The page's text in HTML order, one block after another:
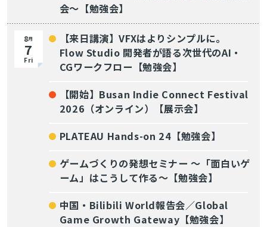
会〜【勉強会】
8月
7
Fri
【来日講演】VFXはよりシンプルに。
Flow Studio 開発者が語る次世代のAI・
CGワークフロー【勉強会】
【開始】Busan Indie Connect Festival
2026（オンライン）【展示会】
PLATEAU Hands-on 24【勉強会】
ゲームづくりの発想セミナー ～「面白いゲ
ーム」はこうして作る～【勉強会】
中国・Bilibili World報告会／Global
Game Growth Gateway【勉強会】